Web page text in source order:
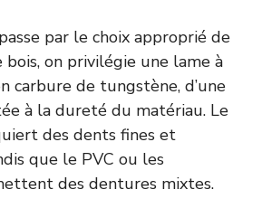
par le choix approprié de
bois, on privilégie une lame à
carbure de tungstène, d’une
à la dureté du matériau. Le
des dents fines et
que le PVC ou les
des dentures mixtes.